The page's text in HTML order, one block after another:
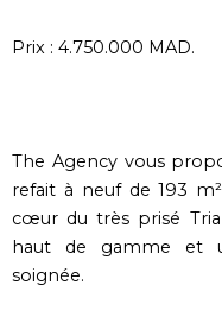
Prix : 4.750.000 MAD.
The Agency vous
refait à neuf de 193
cœur du très prisé
haut de gamme et
soignée.